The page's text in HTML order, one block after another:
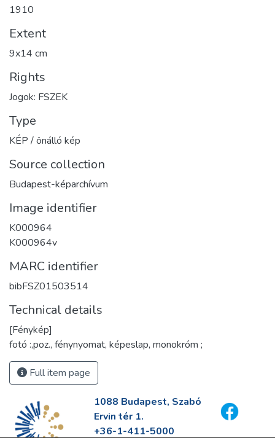
1910
Extent
9x14 cm
Rights
Jogok: FSZEK
Type
KÉP / önálló kép
Source collection
Budapest-képarchívum
Image identifier
K000964
K000964v
MARC identifier
bibFSZ01503514
Technical details
[Fénykép]
fotó :,poz., fénynyomat, képeslap, monokróm ;
Full item page
1088 Budapest, Szabó
Ervin tér 1.
+36-1-411-5000